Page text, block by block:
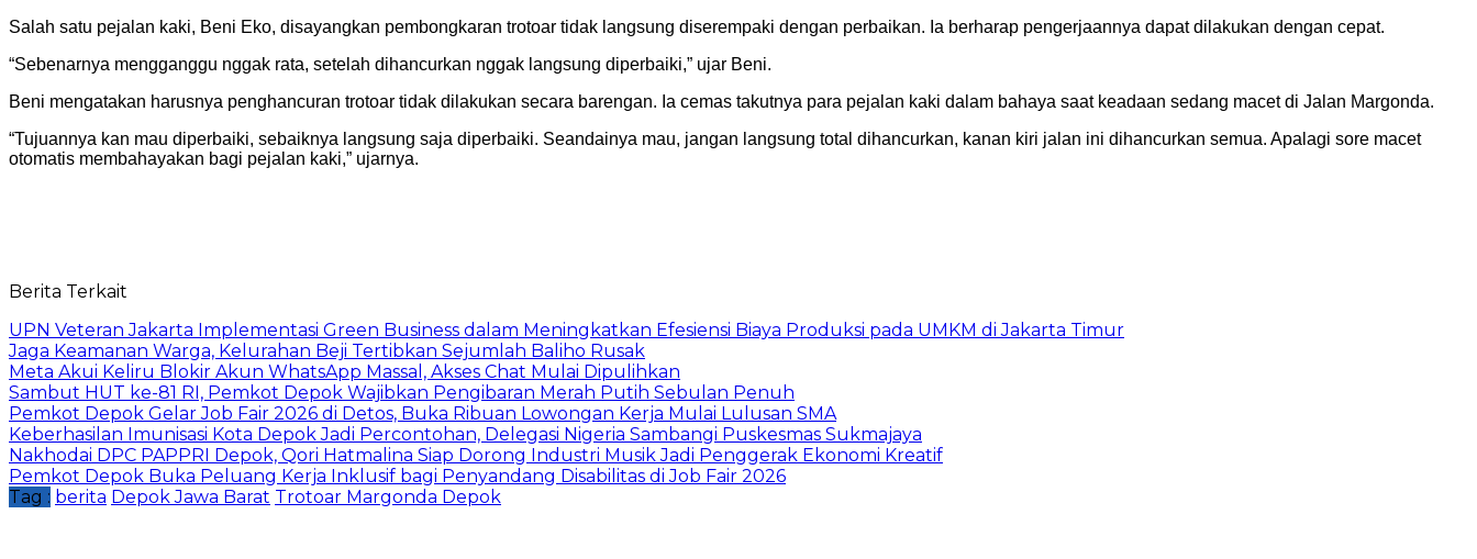
Salah satu pejalan kaki, Beni Eko, disayangkan pembongkaran trotoar tidak langsung diserempaki dengan perbaikan. Ia berharap pengerjaannya dapat dilakukan dengan cepat.
“Sebenarnya mengganggu nggak rata, setelah dihancurkan nggak langsung diperbaiki,” ujar Beni.
Beni mengatakan harusnya penghancuran trotoar tidak dilakukan secara barengan. Ia cemas takutnya para pejalan kaki dalam bahaya saat keadaan sedang macet di Jalan Margonda.
“Tujuannya kan mau diperbaiki, sebaiknya langsung saja diperbaiki. Seandainya mau, jangan langsung total dihancurkan, kanan kiri jalan ini dihancurkan semua. Apalagi sore macet
otomatis membahayakan bagi pejalan kaki,” ujarnya.
Berita Terkait
UPN Veteran Jakarta Implementasi Green Business dalam Meningkatkan Efesiensi Biaya Produksi pada UMKM di Jakarta Timur
Jaga Keamanan Warga, Kelurahan Beji Tertibkan Sejumlah Baliho Rusak
Meta Akui Keliru Blokir Akun WhatsApp Massal, Akses Chat Mulai Dipulihkan
Sambut HUT ke-81 RI, Pemkot Depok Wajibkan Pengibaran Merah Putih Sebulan Penuh
Pemkot Depok Gelar Job Fair 2026 di Detos, Buka Ribuan Lowongan Kerja Mulai Lulusan SMA
Keberhasilan Imunisasi Kota Depok Jadi Percontohan, Delegasi Nigeria Sambangi Puskesmas Sukmajaya
Nakhodai DPC PAPPRI Depok, Qori Hatmalina Siap Dorong Industri Musik Jadi Penggerak Ekonomi Kreatif
Pemkot Depok Buka Peluang Kerja Inklusif bagi Penyandang Disabilitas di Job Fair 2026
Tag : berita Depok Jawa Barat Trotoar Margonda Depok